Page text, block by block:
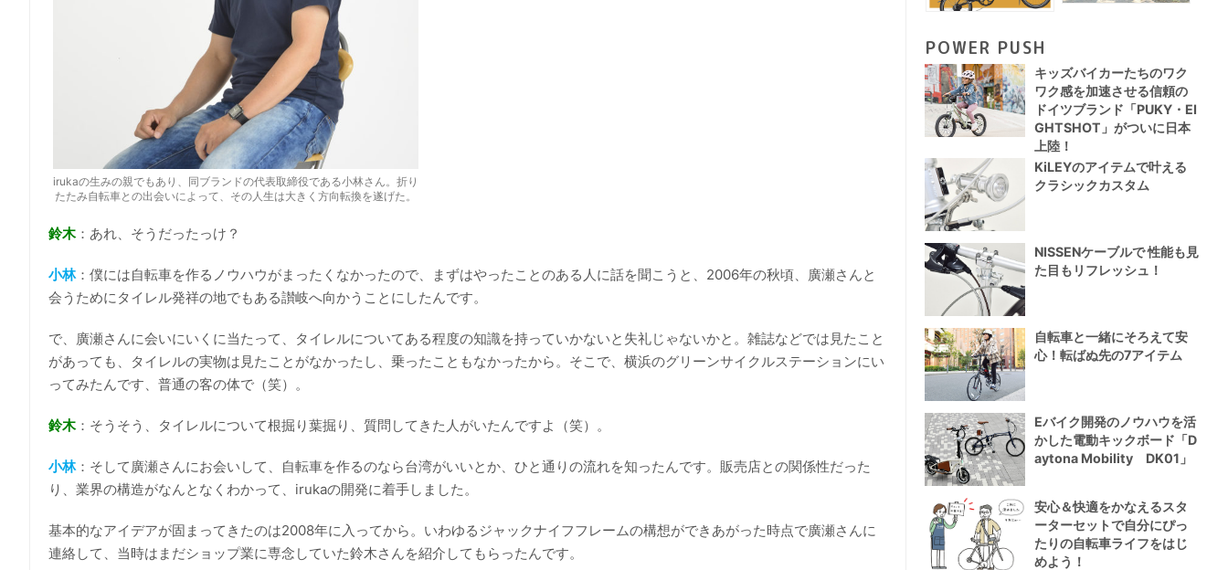
irukaの生みの親でもあり、同ブランドの代表取締役である小林さん。折り
たたみ自転車との出会いによって、その人生は大きく方向転換を遂げた。
鈴木：あれ、そうだったっけ？
小林：僕には自転車を作るノウハウがまったくなかったので、まずはやったことのある人に話を聞こうと、2006年の秋頃、廣瀬さんと
会うためにタイレル発祥の地でもある讃岐へ向かうことにしたんです。
で、廣瀬さんに会いにいくに当たって、タイレルについてある程度の知識を持っていかないと失礼じゃないかと。雑誌などでは見たこと
があっても、タイレルの実物は見たことがなかったし、乗ったこともなかったから。そこで、横浜のグリーンサイクルステーションにい
ってみたんです、普通の客の体で（笑）。
鈴木：そうそう、タイレルについて根掘り葉掘り、質問してきた人がいたんですよ（笑）。
小林：そして廣瀬さんにお会いして、自転車を作るのなら台湾がいいとか、ひと通りの流れを知ったんです。販売店との関係性だった
り、業界の構造がなんとなくわかって、irukaの開発に着手しました。
基本的なアイデアが固まってきたのは2008年に入ってから。いわゆるジャックナイフフレームの構想ができあがった時点で廣瀬さんに
連絡して、当時はまだショップ業に専念していた鈴木さんを紹介してもらったんです。
POWER PUSH
キッズバイカーたちのワク
ワク感を加速させる信頼の
ドイツブランド「PUKY・EI
GHTSHOT」がついに日本
上陸！
KiLEYのアイテムで叶える
クラシックカスタム
NISSENケーブルで 性能も見
た目もリフレッシュ！
自転車と一緒にそろえて安
心！転ばぬ先の7アイテム
Eバイク開発のノウハウを活
かした電動キックボード「D
aytona Mobility DK01」
安心＆快適をかなえるスタ
ーターセットで自分にぴっ
たりの自転車ライフをはじ
めよう！